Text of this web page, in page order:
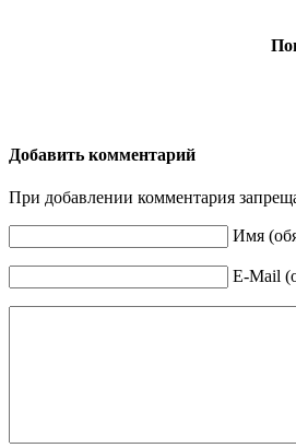
Добавить комментарий
При добавлении комментария
Имя
E-Mail